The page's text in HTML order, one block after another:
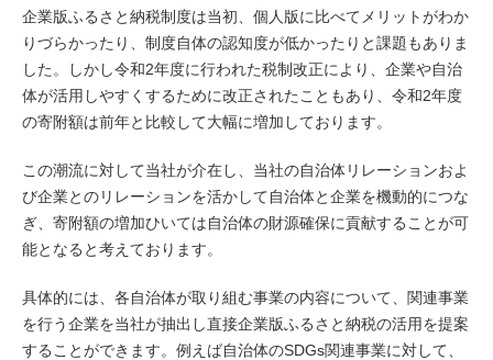
企業版ふるさと納税制度は当初、個人版に比べてメリットがわか
りづらかったり、制度自体の認知度が低かったりと課題もありま
した。しかし令和2年度に行われた税制改正により、企業や自治
体が活用しやすくするために改正されたこともあり、令和2年度
の寄附額は前年と比較して大幅に増加しております。
この潮流に対して当社が介在し、当社の自治体リレーションおよ
び企業とのリレーションを活かして自治体と企業を機動的につな
ぎ、寄附額の増加ひいては自治体の財源確保に貢献することが可
能となると考えております。
具体的には、各自治体が取り組む事業の内容について、関連事業
を行う企業を当社が抽出し直接企業版ふるさと納税の活用を提案
することができます。例えば自治体のSDGs関連事業に対して、